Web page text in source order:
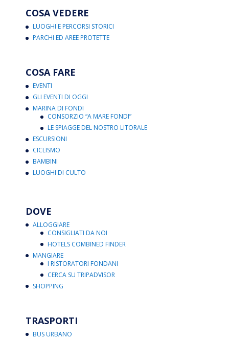
COSA VEDERE
LUOGHI E PERCORSI STORICI
PARCHI ED AREE PROTETTE
COSA FARE
EVENTI
GLI EVENTI DI OGGI
MARINA DI FONDI
CONSORZIO “A MARE FONDI”
LE SPIAGGE DEL NOSTRO LITORALE
ESCURSIONI
CICLISMO
BAMBINI
LUOGHI DI CULTO
DOVE
ALLOGGIARE
CONSIGLIATI DA NOI
HOTELS COMBINED FINDER
MANGIARE
I RISTORATORI FONDANI
CERCA SU TRIPADVISOR
SHOPPING
TRASPORTI
BUS URBANO